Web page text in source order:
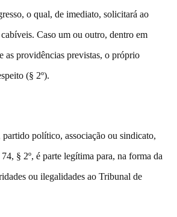
o qual, de imediato, solicitará ao
Caso um ou outro, dentro em
as providências previstas, o próprio
(§ 2º).
político, associação ou sindicato,
§ 2º, é parte legítima para, na forma da
ou ilegalidades ao Tribunal de